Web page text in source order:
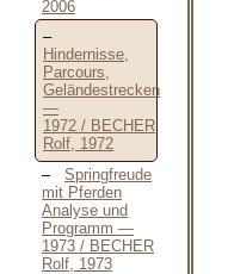
2006
Hindernisse,
Parcours,
Geländestrecken
—
1972 / BECHER
Rolf, 1972
Springfreude
mit Pferden
Analyse und
Programm —
1973 / BECHER
Rolf, 1973